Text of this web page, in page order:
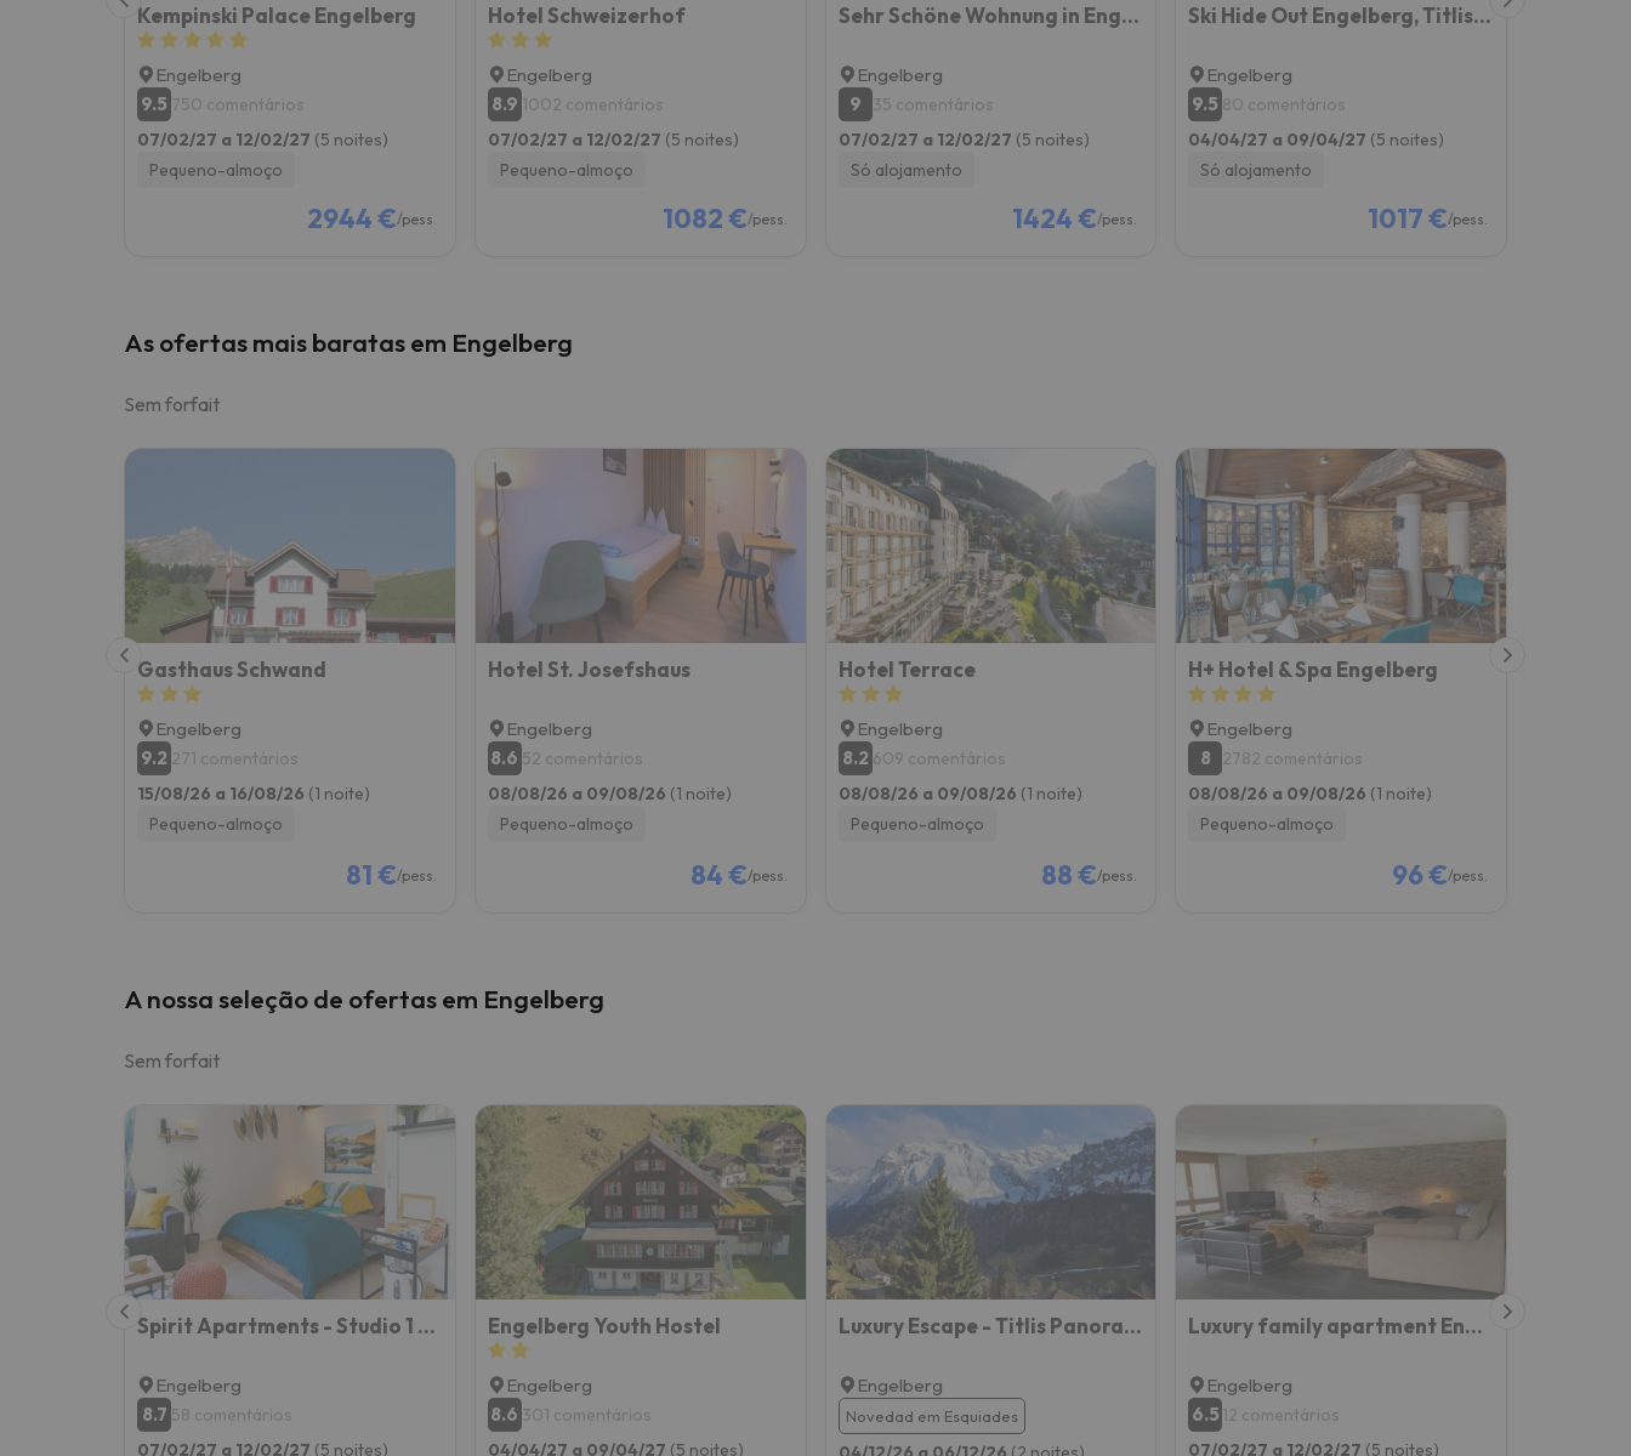
Kempinski Palace Engelberg
Engelberg
9.5 750 comentários
07/02/27 a 12/02/27 (5 noites)
Pequeno-almoço
2944 €/pess.
Hotel Schweizerhof
Engelberg
8.9 1002 comentários
07/02/27 a 12/02/27 (5 noites)
Pequeno-almoço
1082 €/pess.
Sehr Schöne Wohnung in Engelberg
Engelberg
9
35 comentários
07/02/27 a 12/02/27 (5 noites)
Só alojamento
1424 €/pess.
Ski Hide Out Engelberg, Titlis, Luzern
Engelberg
9.5 80 comentários
04/04/27 a 09/04/27 (5 noites)
Só alojamento
1017 €/pess.
As ofertas mais baratas em Engelberg
Sem forfait
Gasthaus Schwand
Engelberg
9.2 271 comentários
15/08/26 a 16/08/26 (1 noite)
Pequeno-almoço
81 €/pess.
Hotel St. Josefshaus
Engelberg
8.6 52 comentários
08/08/26 a 09/08/26 (1 noite)
Pequeno-almoço
84 €/pess.
Hotel Terrace
Engelberg
8.2 609 comentários
08/08/26 a 09/08/26 (1 noite)
Pequeno-almoço
88 €/pess.
H+ Hotel & Spa Engelberg
Engelberg
8
2782 comentários
08/08/26 a 09/08/26 (1 noite)
Pequeno-almoço
96 €/pess.
A nossa seleção de ofertas em Engelberg
Sem forfait
Spirit Apartments - Studio 1 - Küche - Parkplatz
Engelberg
8.7 58 comentários
07/02/27 a 12/02/27 (5 noites)
Engelberg Youth Hostel
Engelberg
8.6 301 comentários
04/04/27 a 09/04/27 (5 noites)
Luxury Escape - Titlis Panorama
Engelberg
Novedad em Esquiades
Luxury family apartment Engelberg
Engelberg
6.5 12 comentários
07/02/27 a 12/02/27 (5 noites)